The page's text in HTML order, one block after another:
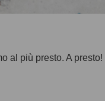
al più presto. A presto!